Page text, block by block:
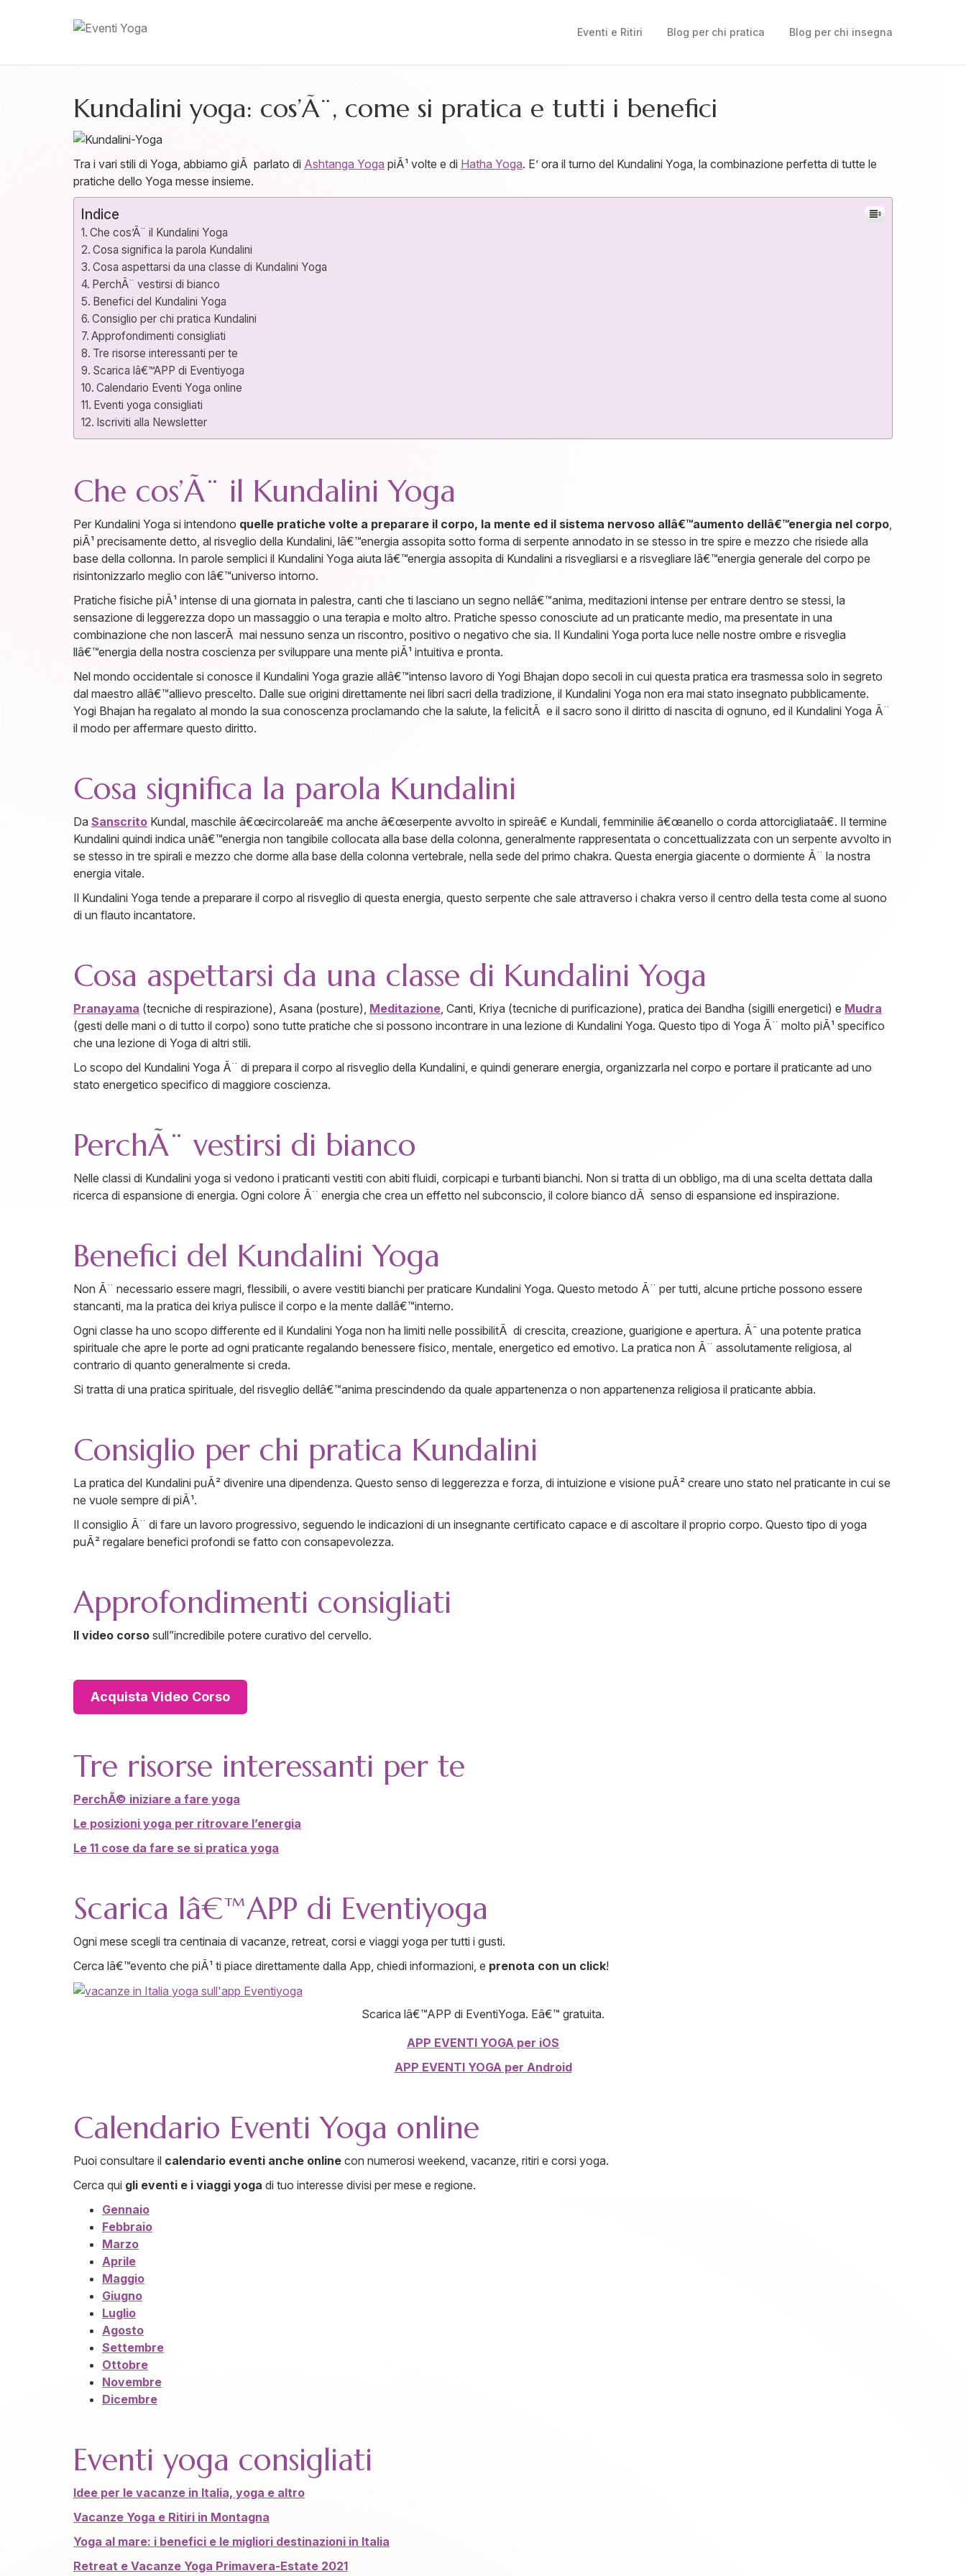
Eventi e Ritiri Blog per chi pratica Blog per chi insegna
Kundalini yoga: cos’Ã¨, come si pratica e tutti i benefici
Tra i vari stili di Yoga, abbiamo giÃ parlato di Ashtanga Yoga piÃ¹ volte e di Hatha Yoga. E’ ora il turno del Kundalini Yoga, la combinazione perfetta di tutte le
pratiche dello Yoga messe insieme.
Indice
Che cos’Ã¨ il Kundalini Yoga
Cosa significa la parola Kundalini
Cosa aspettarsi da una classe di Kundalini Yoga
PerchÃ¨ vestirsi di bianco
Benefici del Kundalini Yoga
Consiglio per chi pratica Kundalini
Approfondimenti consigliati
Tre risorse interessanti per te
Scarica lâ€™APP di Eventiyoga
Calendario Eventi Yoga online
Eventi yoga consigliati
Iscriviti alla Newsletter
Che cos’Ã¨ il Kundalini Yoga
Per Kundalini Yoga si intendono quelle pratiche volte a preparare il corpo, la mente ed il sistema nervoso allâ€™aumento dellâ€™energia nel corpo
piÃ¹ precisamente detto, al risveglio della Kundalini, lâ€™energia assopita sotto forma di serpente annodato in se stesso in tre spire e mezzo che risiede alla
base della collonna. In parole semplici il Kundalini Yoga aiuta lâ€™energia assopita di Kundalini a risvegliarsi e a risvegliare lâ€™energia generale del corpo pe
risintonizzarlo meglio con lâ€™universo intorno.
Pratiche fisiche piÃ¹ intense di una giornata in palestra, canti che ti lasciano un segno nellâ€™anima, meditazioni intense per entrare dentro se stessi, la
sensazione di leggerezza dopo un massaggio o una terapia e molto altro. Pratiche spesso conosciute ad un praticante medio, ma presentate in una
combinazione che non lascerÃ mai nessuno senza un riscontro, positivo o negativo che sia. Il Kundalini Yoga porta luce nelle nostre ombre e risveglia
llâ€™energia della nostra coscienza per sviluppare una mente piÃ¹ intuitiva e pronta.
Nel mondo occidentale si conosce il Kundalini Yoga grazie allâ€™intenso lavoro di Yogi Bhajan dopo secoli in cui questa pratica era trasmessa solo in segreto
dal maestro allâ€™allievo prescelto. Dalle sue origini direttamente nei libri sacri della tradizione, il Kundalini Yoga non era mai stato insegnato pubblicamente.
Yogi Bhajan ha regalato al mondo la sua conoscenza proclamando che la salute, la felicitÃ e il sacro sono il diritto di nascita di ognuno, ed il Kundalini Yoga Ã¨
il modo per affermare questo diritto.
Cosa significa la parola Kundalini
Da Sanscrito Kundal, maschile â€œcircolareâ€ ma anche â€œserpente avvolto in spireâ€ e Kundali, femminilie â€œanello o corda attorcigliataâ€. Il termine
Kundalini quindi indica unâ€™energia non tangibile collocata alla base della colonna, generalmente rappresentata o concettualizzata con un serpente avvolto in
se stesso in tre spirali e mezzo che dorme alla base della colonna vertebrale, nella sede del primo chakra. Questa energia giacente o dormiente Ã¨ la nostra
energia vitale.
Il Kundalini Yoga tende a preparare il corpo al risveglio di questa energia, questo serpente che sale attraverso i chakra verso il centro della testa come al suono
di un flauto incantatore.
Cosa aspettarsi da una classe di Kundalini Yoga
Pranayama (tecniche di respirazione), Asana (posture), Meditazione , Canti, Kriya (tecniche di purificazione), pratica dei Bandha (sigilli energetici) e Mudra
(gesti delle mani o di tutto il corpo) sono tutte pratiche che si possono incontrare in una lezione di Kundalini Yoga. Questo tipo di Yoga Ã¨ molto piÃ¹ specifico
che una lezione di Yoga di altri stili.
Lo scopo del Kundalini Yoga Ã¨ di prepara il corpo al risveglio della Kundalini, e quindi generare energia, organizzarla nel corpo e portare il praticante ad uno
stato energetico specifico di maggiore coscienza.
PerchÃ¨ vestirsi di bianco
Nelle classi di Kundalini yoga si vedono i praticanti vestiti con abiti fluidi, corpicapi e turbanti bianchi. Non si tratta di un obbligo, ma di una scelta dettata dalla
ricerca di espansione di energia. Ogni colore Ã¨ energia che crea un effetto nel subconscio, il colore bianco dÃ senso di espansione ed inspirazione.
Benefici del Kundalini Yoga
Non Ã¨ necessario essere magri, flessibili, o avere vestiti bianchi per praticare Kundalini Yoga. Questo metodo Ã¨ per tutti, alcune prtiche possono essere
stancanti, ma la pratica dei kriya pulisce il corpo e la mente dallâ€™interno.
Ogni classe ha uno scopo differente ed il Kundalini Yoga non ha limiti nelle possibilitÃ di crescita, creazione, guarigione e apertura. Ãˆ una potente pratica
spirituale che apre le porte ad ogni praticante regalando benessere fisico, mentale, energetico ed emotivo. La pratica non Ã¨ assolutamente religiosa, al
contrario di quanto generalmente si creda.
Si tratta di una pratica spirituale, del risveglio dellâ€™anima prescindendo da quale appartenenza o non appartenenza religiosa il praticante abbia.
Consiglio per chi pratica Kundalini
La pratica del Kundalini puÃ² divenire una dipendenza. Questo senso di leggerezza e forza, di intuizione e visione puÃ² creare uno stato nel praticante in cui se
ne vuole sempre di piÃ¹.
Il consiglio Ã¨ di fare un lavoro progressivo, seguendo le indicazioni di un insegnante certificato capace e di ascoltare il proprio corpo. Questo tipo di yoga
puÃ² regalare benefici profondi se fatto con consapevolezza.
Approfondimenti consigliati
Il video corso sull”incredibile potere curativo del cervello.
Acquista Video Corso
Tre risorse interessanti per te
PerchÃ© iniziare a fare yoga
Le posizioni yoga per ritrovare l’energia
Le 11 cose da fare se si pratica yoga
Scarica lâ€™APP di Eventiyoga
Ogni mese scegli tra centinaia di vacanze, retreat, corsi e viaggi yoga per tutti i gusti.
Cerca lâ€™evento che piÃ¹ ti piace direttamente dalla App, chiedi informazioni, e prenota con un click!
Scarica lâ€™APP di EventiYoga. Eâ€™ gratuita.
APP EVENTI YOGA per iOS
APP EVENTI YOGA per Android
Calendario Eventi Yoga online
Puoi consultare il calendario eventi anche online con numerosi weekend, vacanze, ritiri e corsi yoga.
Cerca qui gli eventi e i viaggi yoga di tuo interesse divisi per mese e regione.
Gennaio
Febbraio
Marzo
Aprile
Maggio
Giugno
Luglio
Agosto
Settembre
Ottobre
Novembre
Dicembre
Eventi yoga consigliati
Idee per le vacanze in Italia, yoga e altro
Vacanze Yoga e Ritiri in Montagna
Yoga al mare: i benefici e le migliori destinazioni in Italia
Retreat e Vacanze Yoga Primavera-Estate 2021